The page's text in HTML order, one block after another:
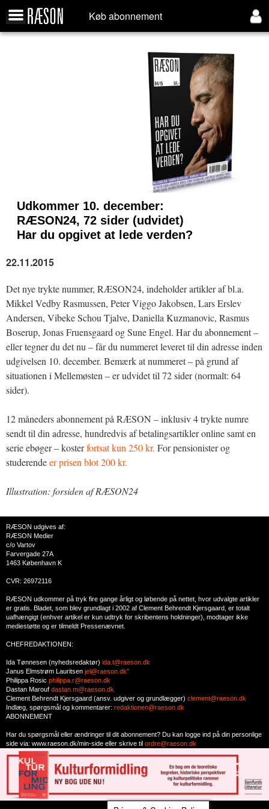
Køb abonnement
Udkommer 10. december:
RÆSON24, 72 sider (udvidet)
Har du opgivet at lede verden?
22.11.2015
Det nye trykte nummer, RÆSON24, indeholder artikler af bl.a.
Mikkel Vedby Rasmussen, Peter Viggo Jakobsen, Lars Erslev
Andersen, Vibeke Schou Tjalve, Daniella Kuzmanovic, Rasmus
Boserup, Jonas Fruensgaard og Sune Engel. Har du abonnement –
eller tegner du det nu – får du nummeret leveret til din adresse inden
udgivelsen 10. december. Bemærk at nummeret – på grund af
situationen i Mellemøsten – er udvidet til 72 sider (normalt: 64
sider).
12 måneders abonnement på RÆSON – inklusiv 4 trykte numre
sendt til din adresse, hundredvis af betalingsartikler online samt en
serie ebøger – kosterfortsat kun 250 kr. For pensionister og
studerendeer prisen blot 200 kr.
Illustration: forsiden af RÆSON24
RÆSON udgives af:
RÆSON Medier
c/o Vartov
Farvergade 27A
1463 København K
CVR: 26972116
RÆSON udkommer på tryk fire gange årligt og løbende på nettet, hvor udvalgte artikler
er gratis. Bladet, som blev grundlagt i 2002 af Clement Behrendt Kjersgaard, er totalt
uafhængigt (enhver artikel er kun udtryk for skribentens holdninger), modtager ikke
mediestøtte og er tilmeldt Pressenævnet.
CHEFREDAKTIONEN:
Ida Tønnesen (nyhedsredaktør) ida.t@raeson.dk
Janus Elmstrøm Lauritsen jel@raeson.dk"
Philippa Rosic philippa.r@raeson.dk
Dastan Marouf dastan.m@raeson.dk
Clement Behrendt Kjersgaard (ansv. udgiver og grundlægger) clement@raeson.dk
Indlæg, spørgsmål og kommentarer: redaktionen@raeson.dk
ABONNEMENT
Har du spørgsmål eller ændringer til dit abonnement? Du kan logge ind på din personlige
side via: www.raeson.dk/min-side eller skrive til ordre@raeson.dk